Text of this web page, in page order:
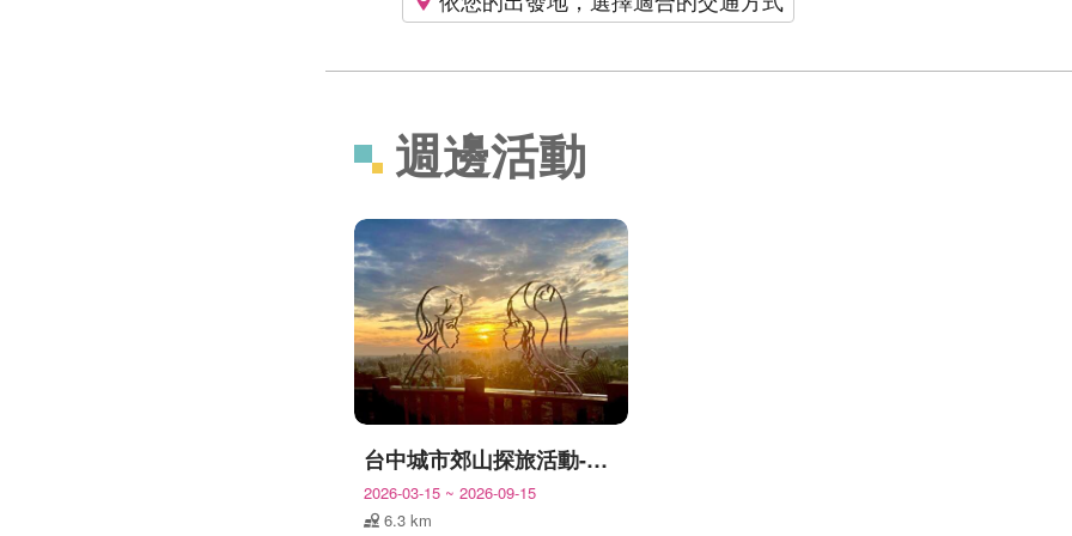
週邊活動
台中城市郊山探旅活動-我是登山王
2026-03-15 ~ 2026-09-15
6.3 km